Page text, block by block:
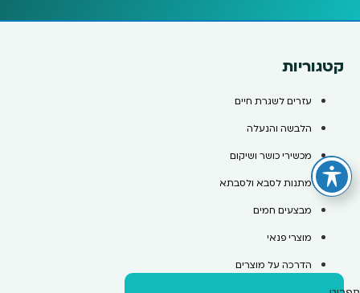
קטגוריות
עזרים לשגרת חיים
הלבשה והנעלה
מכשירי כושר ושיקום
מתנות לסבא ולסבתא
מבצעים חמים
מוצרי פנאי
הדרכה על מוצרים